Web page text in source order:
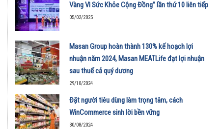
Vàng Vì Sức Khỏe Cộng Đồng” lần thứ 10 liên tiếp
05/02/2025
Masan Group hoàn thành 130% kế hoạch lợi
nhuận năm 2024, Masan MEATLife đạt lợi nhuận
sau thuế cả quý dương
29/10/2024
Đặt người tiêu dùng làm trọng tâm, cách
WinCommerce sinh lời bền vững
30/08/2024